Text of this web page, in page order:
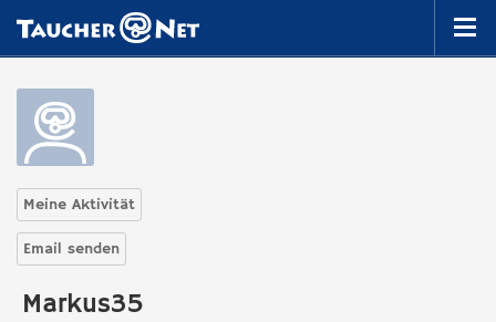
Meine Aktivität
Email senden
Markus35